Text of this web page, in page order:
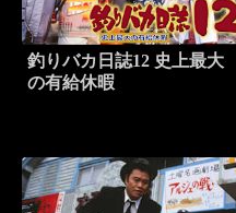
釣りバカ日誌12 史上最大
の有給休暇